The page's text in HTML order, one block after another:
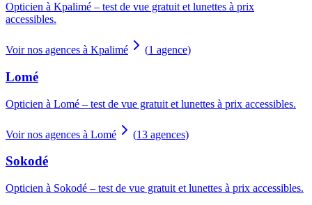
Opticien à Kpalimé – test de vue gratuit et lunettes à prix
accessibles.
Voir nos agences à Kpalimé (1 agence)
Lomé
Opticien à Lomé – test de vue gratuit et lunettes à prix accessibles.
Voir nos agences à Lomé (13 agences)
Sokodé
Opticien à Sokodé – test de vue gratuit et lunettes à prix accessibles.